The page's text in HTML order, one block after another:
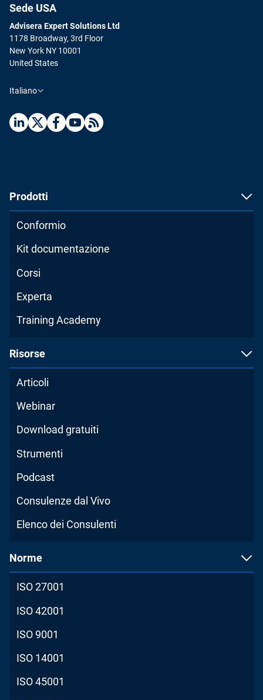
Sede USA
Advisera Expert Solutions Ltd
1178 Broadway, 3rd Floor
New York NY 10001
United States
Italiano
Prodotti
Conformio
Kit documentazione
Corsi
Experta
Training Academy
Risorse
Articoli
Webinar
Download gratuiti
Strumenti
Podcast
Consulenze dal Vivo
Elenco dei Consulenti
Norme
ISO 27001
ISO 42001
ISO 9001
ISO 14001
ISO 45001